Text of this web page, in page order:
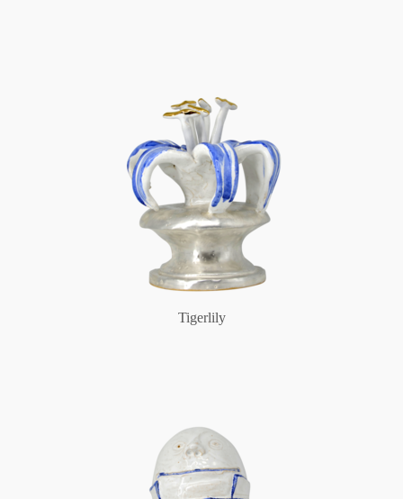
Tigerlily